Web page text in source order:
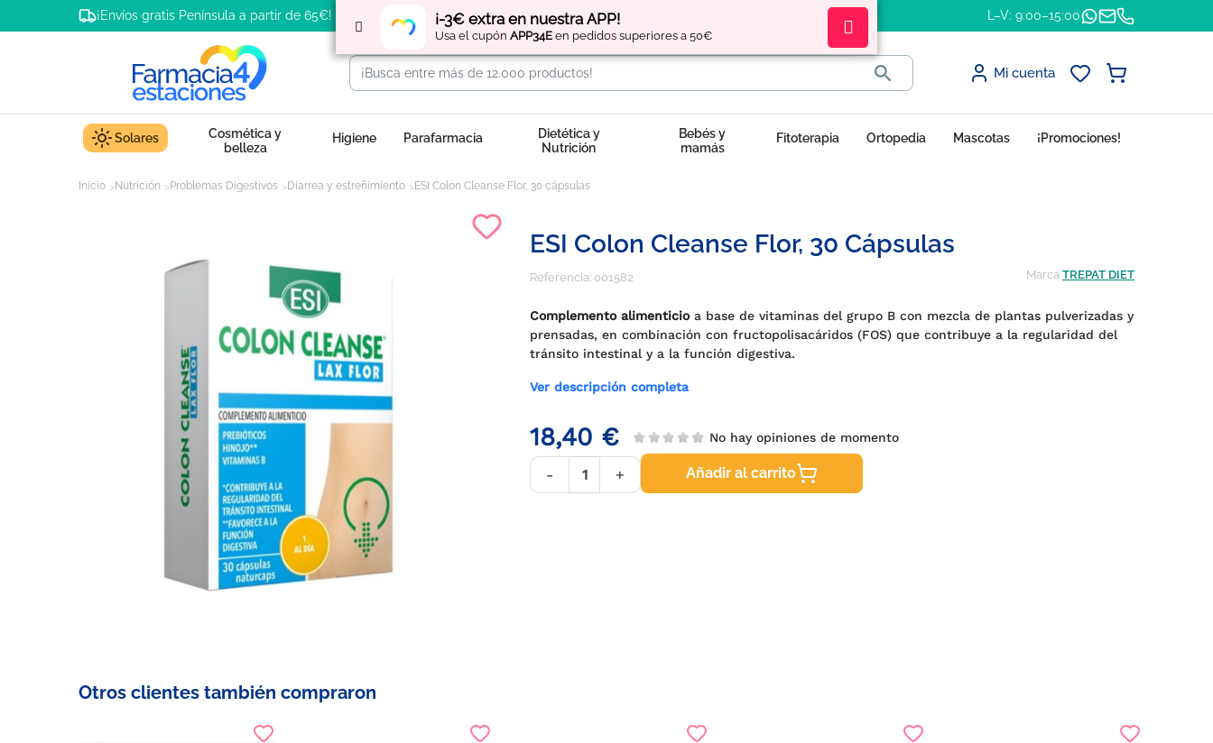
¡-3€ extra en nuestra APP!
Usa el cupón APP34E en pedidos superiores a 50€
¡Envíos gratis Península a partir de 65€! Regístratey obtén L–V: 9:00–15:00
 Mi cuenta
Solares
Cosmética y
belleza
Higiene Parafarmacia
Dietética y
Nutrición
Bebés y
mamás
Fitoterapia Ortopedia Mascotas ¡Promociones!
Inicio Nutrición Problemas Digestivos Diarrea y estreñimiento ESI Colon Cleanse Flor, 30 cápsulas
ESI Colon Cleanse Flor, 30 Cápsulas
Referencia: 001582 Marca TREPAT DIET
Complemento alimenticioa base de vitaminas del grupo B con mezcla de plantas pulverizadas y
prensadas, en combinación con fructopolisacáridos (FOS) que contribuye a la regularidad del
tránsito intestinal y a la función digestiva.
Ver descripción completa
18,40 € No hay opiniones de momento
- + Añadir al carrito
Otros clientes también compraron